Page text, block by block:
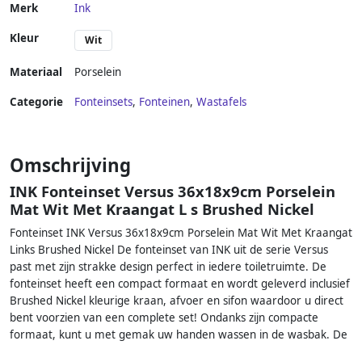
Merk Ink
Kleur Wit
Materiaal Porselein
Categorie Fonteinsets, Fonteinen, Wastafels
Omschrijving
INK Fonteinset Versus 36x18x9cm Porselein
Mat Wit Met Kraangat L s Brushed Nickel
Fonteinset INK Versus 36x18x9cm Porselein Mat Wit Met Kraangat
Links Brushed Nickel De fonteinset van INK uit de serie Versus
past met zijn strakke design perfect in iedere toiletruimte. De
fonteinset heeft een compact formaat en wordt geleverd inclusief
Brushed Nickel kleurige kraan, afvoer en sifon waardoor u direct
bent voorzien van een complete set! Ondanks zijn compacte
formaat, kunt u met gemak uw handen wassen in de wasbak. De